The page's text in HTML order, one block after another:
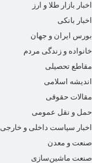
اخبار بازار طلا و ارز
اخبار بانکی
بورس ایران و جهان
خانواده و زندگی مردم
مقاطع تحصیلی
اندیشه اسلامی
مقالات حقوقی
حمل و نقل عمومی
اخبار سیاست داخلی و خارجی
صنعت و معدن
صنعت ماشین‌سازی